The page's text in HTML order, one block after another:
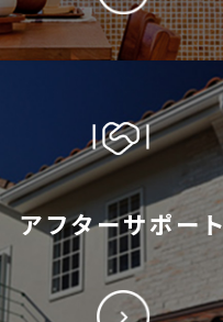
アフターサポート